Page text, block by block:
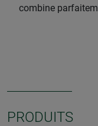
combine
PRODUITS